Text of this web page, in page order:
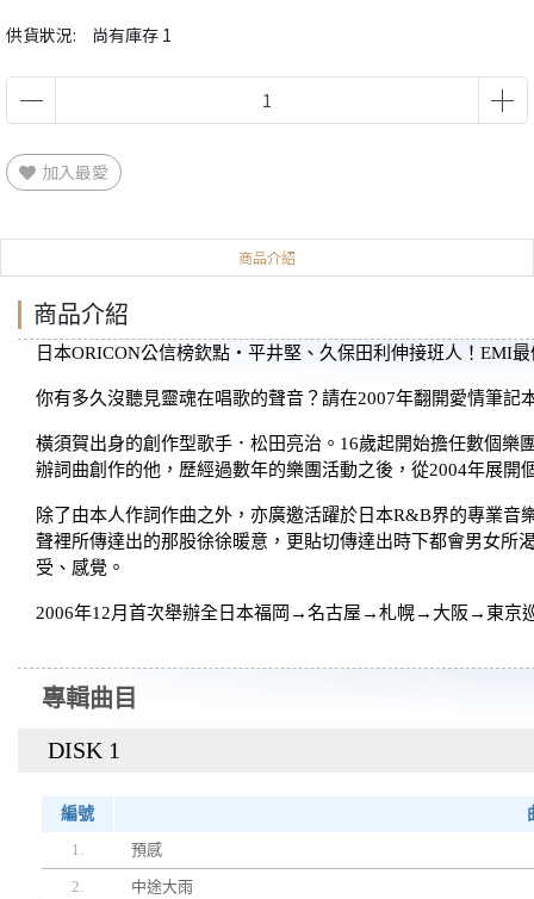
供貨狀況: 尚有庫存 1
加入最愛
商品介紹
商品介紹
日本ORICON公信榜欽點‧平井堅、久保田利伸接班人！EMI
你有多久沒聽見靈魂在唱歌的聲音？請在2007年翻開愛情筆記
橫須賀出身的創作型歌手．松田亮治。16歲起開始擔任數個樂
辦詞曲創作的他，歷經過數年的樂團活動之後，從2004年展
除了由本人作詞作曲之外，亦廣邀活躍於日本R&B界的專業音
聲裡所傳達出的那股徐徐暖意，更貼切傳達出時下都會男女所
受、感覺。
2006年12月首次舉辦全日本福岡→名古屋→札幌→大阪→東京
專輯曲目
DISK 1
編號
1.
預感
2. 中途大雨